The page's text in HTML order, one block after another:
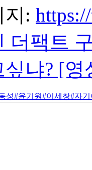
지:
더팩트
싶냐? [
성#윤기원#이세창#자